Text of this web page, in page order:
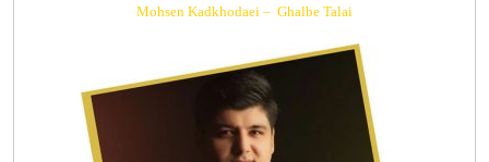
Mohsen Kadkhodaei – Ghalbe Talai